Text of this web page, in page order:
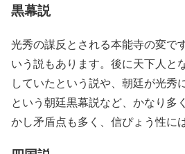
黒幕説
光秀の謀反とされる本能寺の変で
いう説もあります。後に天下人と
していたという説や、朝廷が光秀
という朝廷黒幕説など、かなり多
かし矛盾点も多く、信ぴょう性に